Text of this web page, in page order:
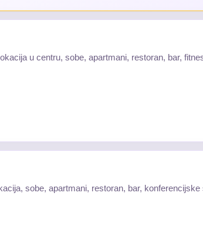
u centru, sobe, apartmani, restoran, bar,
sobe, apartmani, restoran, bar,